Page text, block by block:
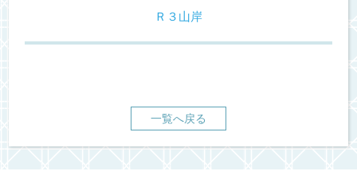
Ｒ３山岸
一覧へ戻る